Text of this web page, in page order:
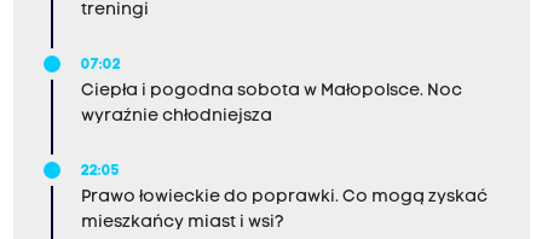
treningi
07:02
Ciepła i pogodna sobota w Małopolsce. Noc
wyraźnie chłodniejsza
22:05
Prawo łowieckie do poprawki. Co mogą zyskać
mieszkańcy miast i wsi?